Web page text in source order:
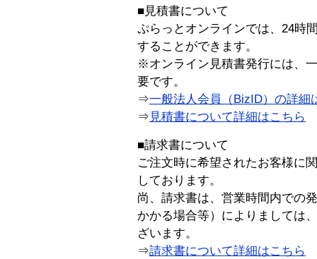
■見積書について
ぷらっとオンラインでは、24時
することができます。
※オンライン見積書発行には、
要です。
⇒一般法人会員（BizID）の詳細
⇒ 見積書について詳細はこちら
■請求書について
ご注文時に希望されたお客様に
しております。
尚、請求書は、営業時間内での
かかる場合等）によりましては
ざいます。
⇒請求書について詳細はこちら